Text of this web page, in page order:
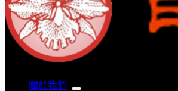
關於我們